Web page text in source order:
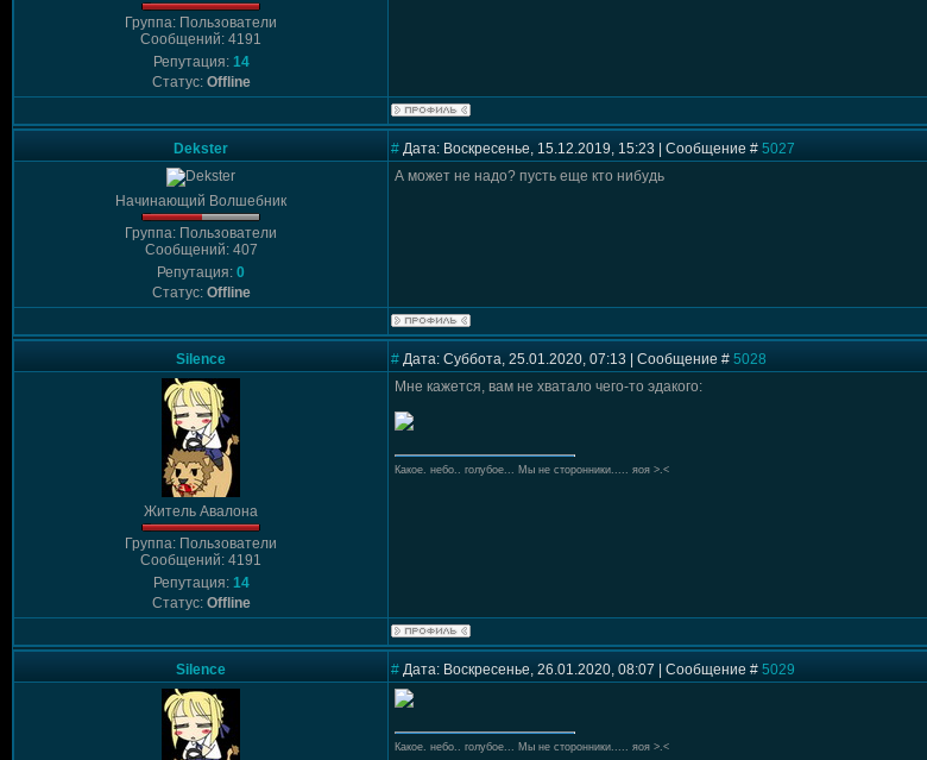
Группа: Пользователи
Сообщений: 4191
Репутация: 14
Статус: Offline
Dekster # Дата: Воскресенье, 15.12.2019, 15:23 | Сообщение # 5027
Начинающий Волшебник
Группа: Пользователи
Сообщений: 407
Репутация: 0
Статус: Offline
А может не надо? пусть еще кто нибудь
Silence # Дата: Суббота, 25.01.2020, 07:13 | Сообщение # 5028
Житель Авалона
Группа: Пользователи
Сообщений: 4191
Репутация: 14
Статус: Offline
Мне кажется, вам не хватало чего-то эдакого:
Какое. небо.. голубое... Мы не сторонники..... яоя >.<
Silence # Дата: Воскресенье, 26.01.2020, 08:07 | Сообщение # 5029
Какое. небо.. голубое... Мы не сторонники..... яоя >.<